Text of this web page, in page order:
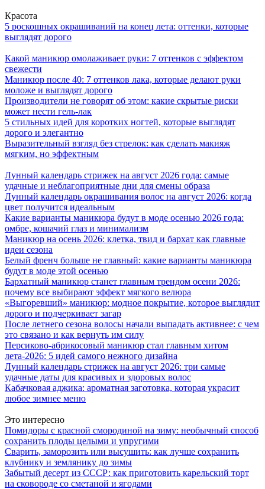
Красота
5 роскошных окрашиваний на конец лета: оттенки, которые
выглядят дорого
Какой маникюр омолаживает руки: 7 оттенков с эффектом
свежести
Маникюр после 40: 7 оттенков лака, которые делают руки
моложе и выглядят дорого
Производители не говорят об этом: какие скрытые риски
может нести гель-лак
5 стильных идей для коротких ногтей, которые выглядят
дорого и элегантно
Выразительный взгляд без стрелок: как сделать макияж
мягким, но эффектным
Лунный календарь стрижек на август 2026 года: самые
удачные и неблагоприятные дни для смены образа
Лунный календарь окрашивания волос на август 2026: когда
цвет получится идеальным
Какие варианты маникюра будут в моде осенью 2026 года:
омбре, кошачий глаз и минимализм
Маникюр на осень 2026: клетка, твид и бархат как главные
идеи сезона
Белый френч больше не главный: какие варианты маникюра
будут в моде этой осенью
Бархатный маникюр станет главным трендом осени 2026:
почему все выбирают эффект мягкого велюра
«Выгоревший» маникюр: модное покрытие, которое выглядит
дорого и подчеркивает загар
После летнего сезона волосы начали выпадать активнее: с чем
это связано и как вернуть им силу
Персиково-абрикосовый маникюр стал главным хитом
лета-2026: 5 идей самого нежного дизайна
Лунный календарь стрижек на август 2026: три самые
удачные даты для красивых и здоровых волос
Кабачковая аджика: ароматная заготовка, которая украсит
любое зимнее меню
Это интересно
Помидоры с красной смородиной на зиму: необычный способ
сохранить плоды целыми и упругими
Сварить, заморозить или высушить: как лучше сохранить
клубнику и землянику до зимы
Забытый десерт из СССР: как приготовить карельский торт
на сковороде со сметаной и ягодами